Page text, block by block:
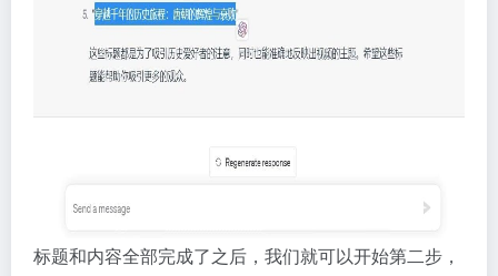
标题和内容全部完成了之后，我们就可以开始第二步，